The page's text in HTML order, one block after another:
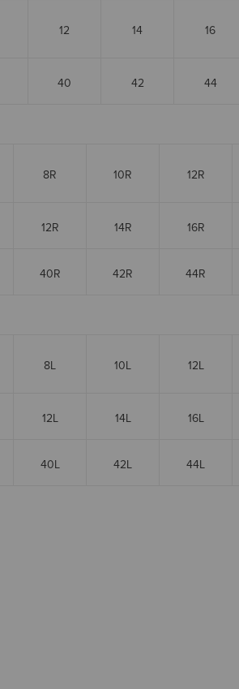
12 14 16
40 42 44
8R 10R 12R
12R 14R 16R
40R 42R 44R
8L 10L 12L
12L 14L 16L
40L 42L 44L